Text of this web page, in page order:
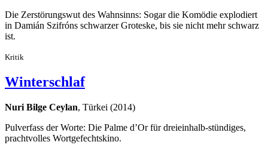
Die Zerstörungswut des Wahnsinns: Sogar die Komödie explodiert
in Damián Szifróns schwarzer Groteske, bis sie nicht mehr schwarz
ist.
Kritik
Winterschlaf
Nuri Bilge Ceylan, Türkei (2014)
Pulverfass der Worte: Die Palme d’Or für dreieinhalb-stündiges,
prachtvolles Wortgefechtskino.